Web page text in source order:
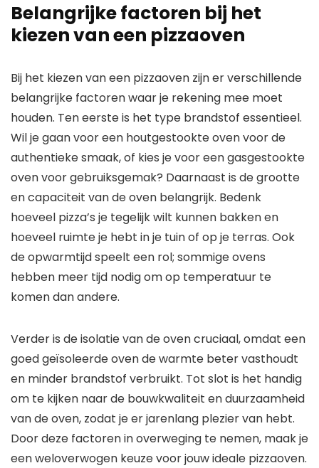
Belangrijke factoren bij het
kiezen van een pizzaoven
Bij het kiezen van een pizzaoven zijn er verschillende
belangrijke factoren waar je rekening mee moet
houden. Ten eerste is het type brandstof essentieel.
Wil je gaan voor een houtgestookte oven voor de
authentieke smaak, of kies je voor een gasgestookte
oven voor gebruiksgemak? Daarnaast is de grootte
en capaciteit van de oven belangrijk. Bedenk
hoeveel pizza’s je tegelijk wilt kunnen bakken en
hoeveel ruimte je hebt in je tuin of op je terras. Ook
de opwarmtijd speelt een rol; sommige ovens
hebben meer tijd nodig om op temperatuur te
komen dan andere.
Verder is de isolatie van de oven cruciaal, omdat een
goed geïsoleerde oven de warmte beter vasthoudt
en minder brandstof verbruikt. Tot slot is het handig
om te kijken naar de bouwkwaliteit en duurzaamheid
van de oven, zodat je er jarenlang plezier van hebt.
Door deze factoren in overweging te nemen, maak je
een weloverwogen keuze voor jouw ideale pizzaoven.